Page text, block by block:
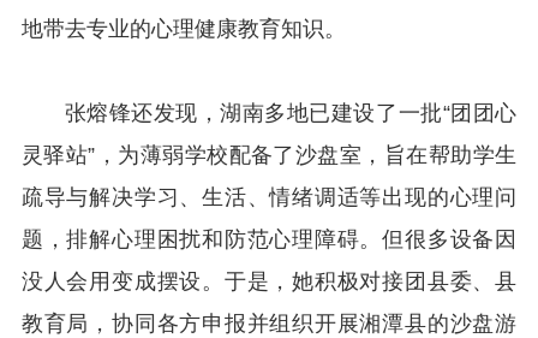
地带去专业的心理健康教育知识。
张熔锋还发现，湖南多地已建设了一批“团团心
灵驿站”，为薄弱学校配备了沙盘室，旨在帮助学生
疏导与解决学习、生活、情绪调适等出现的心理问
题，排解心理困扰和防范心理障碍。但很多设备因
没人会用变成摆设。于是，她积极对接团县委、县
教育局，协同各方申报并组织开展湘潭县的沙盘游